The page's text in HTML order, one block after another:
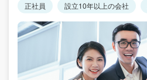
正社員
設立10年以上の会社